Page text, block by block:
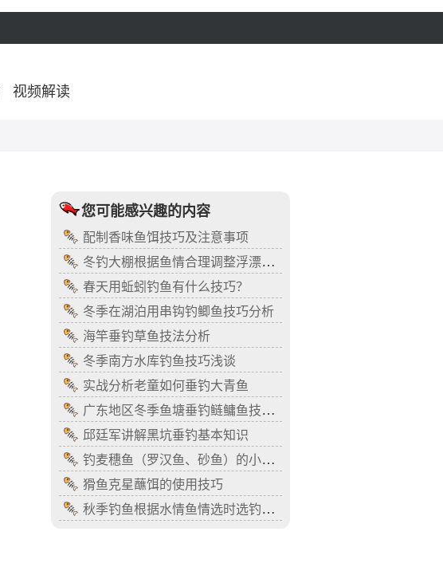
视频解读
您可能感兴趣的内容
配制香味鱼饵技巧及注意事项
冬钓大棚根据鱼情合理调整浮漂的技巧
春天用蚯蚓钓鱼有什么技巧？
冬季在湖泊用串钩钓鲫鱼技巧分析
海竿垂钓草鱼技法分析
冬季南方水库钓鱼技巧浅谈
实战分析老童如何垂钓大青鱼
广东地区冬季鱼塘垂钓鲢鳙鱼技巧分析
邱廷军讲解黑坑垂钓基本知识
钓麦穗鱼（罗汉鱼、砂鱼）的小技巧
猾鱼克星蘸饵的使用技巧
秋季钓鱼根据水情鱼情选时选钓点的技巧